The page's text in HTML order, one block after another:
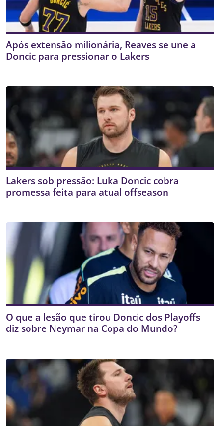
Após extensão milionária, Reaves se une a
Doncic para pressionar o Lakers
Lakers sob pressão: Luka Doncic cobra
promessa feita para atual offseason
O que a lesão que tirou Doncic dos Playoffs
diz sobre Neymar na Copa do Mundo?